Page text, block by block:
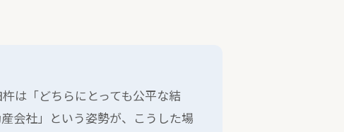
は「どちらにとっても公平な結
会社」という姿勢が、こうした場